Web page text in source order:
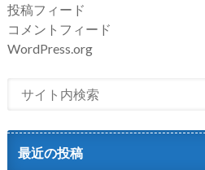
投稿フィード
コメントフィード
WordPress.org
最近の投稿